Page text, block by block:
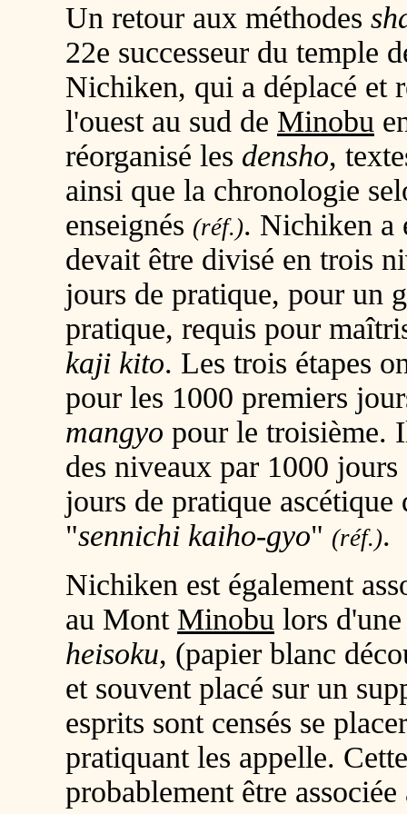
Un retour aux méthodes
22e successeur du temple
Nichiken, qui a déplacé et
l'ouest au sud de Minobu
réorganisé les densho,
ainsi que la chronologie
enseignés (réf.). Nichiken a
devait être divisé en trois
jours de pratique, pour un
pratique, requis pour
kaji kito. Les trois étapes
pour les 1000 premiers
mangyo pour le troisième.
des niveaux par 1000
jours de pratique
"sennichi kaiho-gyo" (réf.).
Nichiken est également
au Mont Minobu lors
heisoku, (papier blanc
et souvent placé sur un
esprits sont censés se
pratiquant les appelle.
probablement être